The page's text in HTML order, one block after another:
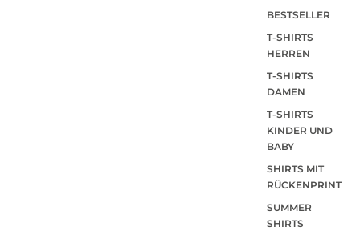
BESTSELLER
T-SHIRTS
HERREN
T-SHIRTS
DAMEN
T-SHIRTS
KINDER UND
BABY
SHIRTS MIT
RÜCKENPRINT
SUMMER
SHIRTS